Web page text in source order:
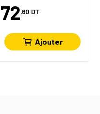
72,60 DT
Ajouter